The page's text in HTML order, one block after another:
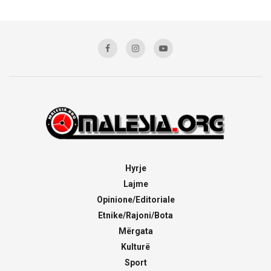
Hyrje
Lajme
Opinione/Editoriale
Etnike/Rajoni/Bota
Mërgata
Kulturë
Sport